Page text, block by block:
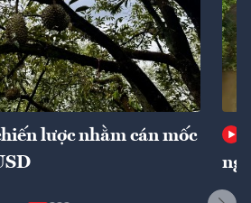
lược nhằm cán mốc